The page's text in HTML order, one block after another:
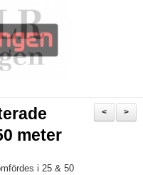
>
<
meter
i 25 & 50